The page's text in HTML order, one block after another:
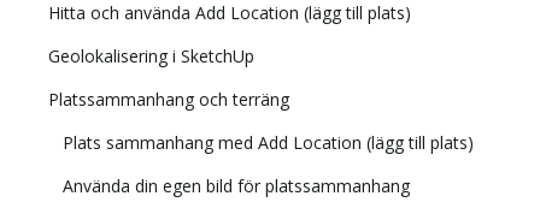
Hitta och använda Add Location (lägg till plats)
Geolokalisering i SketchUp
Platssammanhang och terräng
Plats sammanhang med Add Location (lägg till plats)
Använda din egen bild för platssammanhang